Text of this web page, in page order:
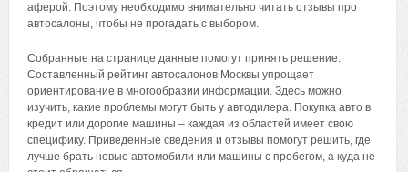
аферой. Поэтому необходимо внимательно читать отзывы про
автосалоны, чтобы не прогадать с выбором.
Собранные на странице данные помогут принять решение.
Составленный рейтинг автосалонов Москвы упрощает
ориентирование в многообразии информации. Здесь можно
изучить, какие проблемы могут быть у автодилера. Покупка авто в
кредит или дорогие машины – каждая из областей имеет свою
специфику. Приведенные сведения и отзывы помогут решить, где
лучше брать новые автомобили или машины с пробегом, а куда не